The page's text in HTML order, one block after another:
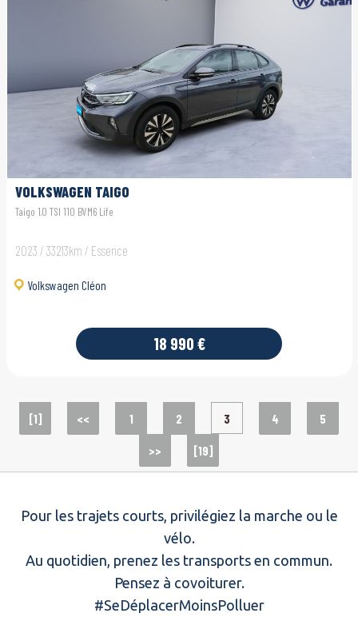
VOLKSWAGEN TAIGO
Taigo 1.0 TSI 110 BVM6 Life
2023 / 33213km / Essence
Volkswagen Cléon
18 990 €
[1] << 1 2 3 4 5
>> [19]
Pour les trajets courts, privilégiez la marche ou le
vélo.
Au quotidien, prenez les transports en commun.
Pensez à covoiturer.
#SeDéplacerMoinsPolluer